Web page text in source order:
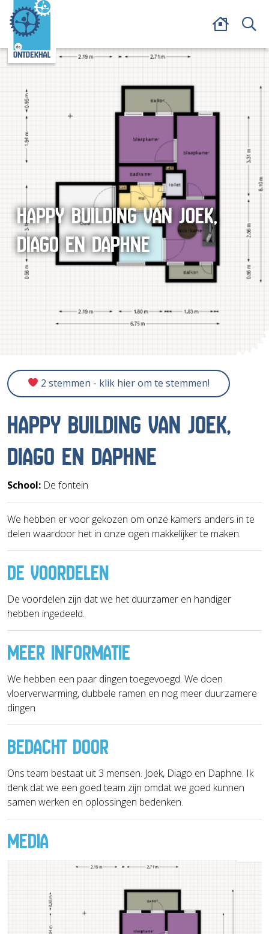
HAPPY BUILDING VAN JOEK,
DIAGO EN DAPHNE
2 stemmen - klik hier om te stemmen!
HAPPY BUILDING VAN JOEK,
DIAGO EN DAPHNE
School: De fontein
We hebben er voor gekozen om onze kamers anders in te
delen waardoor het in onze ogen makkelijker te maken.
DE VOORDELEN
De voordelen zijn dat we het duurzamer en handiger
hebben ingedeeld.
MEER INFORMATIE
We hebben een paar dingen toegevoegd. We doen
vloerverwarming, dubbele ramen en nog meer duurzamere
dingen
BEDACHT DOOR
Ons team bestaat uit 3 mensen. Joek, Diago en Daphne. Ik
denk dat we een goed team zijn omdat we goed kunnen
samen werken en oplossingen bedenken.
MEDIA